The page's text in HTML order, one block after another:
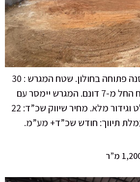
להשכרה מגרש לאחסנה פתוחה בחולון. שטח המגרש : 30
דונם. ניתן לשכור שטח החל מ-7 דונם. המגרש יימסר עם
תאורה מלאה , אספלט וגידור מלא. מחיר שיווק שכ”ד: 22
תיווך: חודש שכ”ד+ מע”מ.